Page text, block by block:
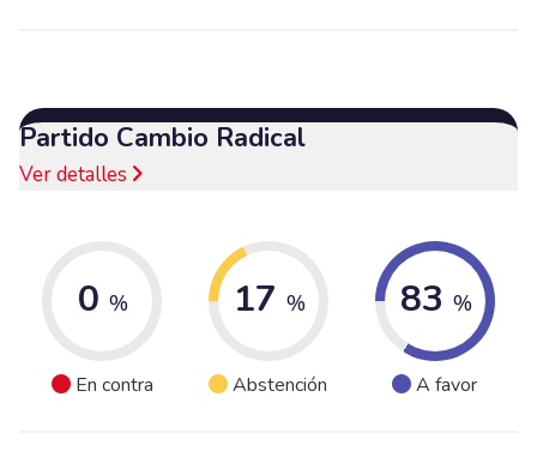
Partido Cambio Radical
Ver detalles
0 %
En contra
17 %
Abstención
83 %
A favor